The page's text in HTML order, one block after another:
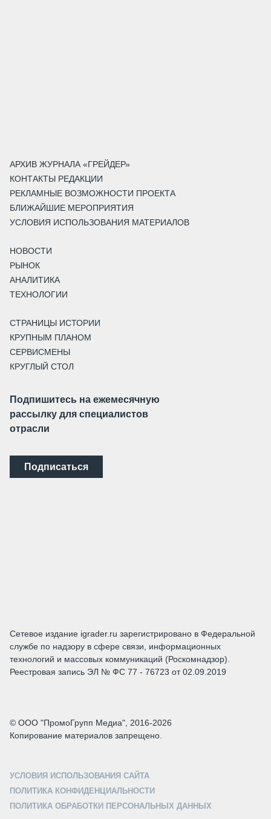
АРХИВ ЖУРНАЛА «ГРЕЙДЕР»
КОНТАКТЫ РЕДАКЦИИ
РЕКЛАМНЫЕ ВОЗМОЖНОСТИ ПРОЕКТА
БЛИЖАЙШИЕ МЕРОПРИЯТИЯ
УСЛОВИЯ ИСПОЛЬЗОВАНИЯ МАТЕРИАЛОВ
НОВОСТИ
РЫНОК
АНАЛИТИКА
ТЕХНОЛОГИИ
СТРАНИЦЫ ИСТОРИИ
КРУПНЫМ ПЛАНОМ
СЕРВИСМЕНЫ
КРУГЛЫЙ СТОЛ
Подпишитесь на ежемесячную
рассылку для специалистов
отрасли
Подписаться
Сетевое издание igrader.ru зарегистрировано в Федеральной
службе по надзору в сфере связи, информационных
технологий и массовых коммуникаций (Роскомнадзор).
Реестровая запись ЭЛ № ФС 77 - 76723 от 02.09.2019
© ООО "ПромоГрупп Медиа", 2016-2026
Копирование материалов запрещено.
УСЛОВИЯ ИСПОЛЬЗОВАНИЯ САЙТА
ПОЛИТИКА КОНФИДЕНЦИАЛЬНОСТИ
ПОЛИТИКА ОБРАБОТКИ ПЕРСОНАЛЬНЫХ ДАННЫХ